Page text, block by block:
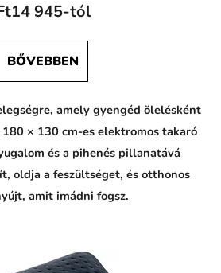
945-tól
BŐVEBBEN
amely gyengéd ölelésként
× 130 cm-es elektromos takaró
és a pihenés pillanatává
oldja a feszültséget, és otthonos
amit imádni fogsz.